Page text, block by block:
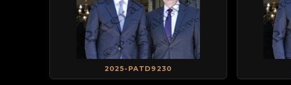
2025-PATD9230